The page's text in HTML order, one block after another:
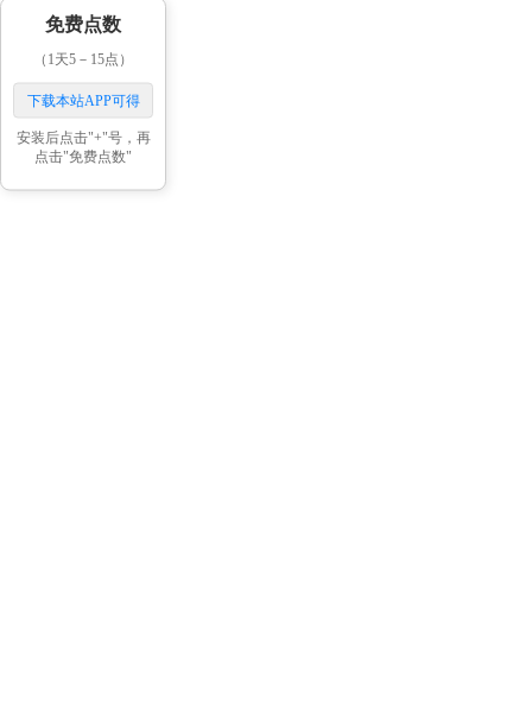
免费点数
（1天5－15点）
下载本站APP可得
安装后点击"+"号，再
点击"免费点数"